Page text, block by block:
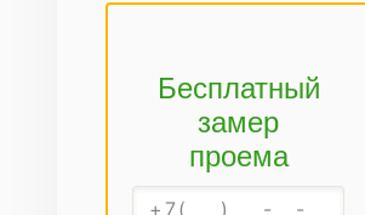
Бесплатный
замер
проема